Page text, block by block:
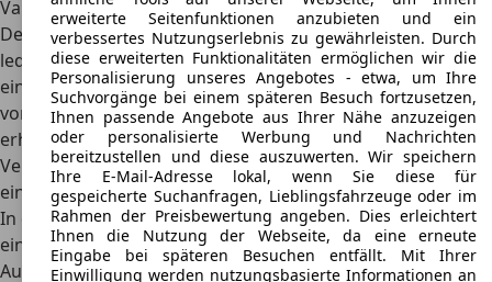
Varianten
Der TVR Chimaera war im Laufe der Produktionsjahre
lediglich als offene Ausführungauf dem Markt zu finden,
ein Fahrzeug mit festem Dach und somit besserem Schutz
vor schlechtem Wetter gab es nicht. Im Laufe der Jahre
erhielt das Fahrzeug immer wieder dezente
Veränderungen und Anpassungen, beispielsweise mit
einer Neugestaltung der Frontscheinwerfer.
In der Basisausstattung überzeugte das Fahrzeug mit
einemsehr guten Komfort, viele Techniken und
Ausstattungsdetailswaren bereits ab Werk mit dabei. Dies
erweiterte Seitenfunktionen anzubieten und ein
verbessertes Nutzungserlebnis zu gewährleisten. Durch
diese erweiterten Funktionalitäten ermöglichen wir die
Personalisierung unseres Angebotes - etwa, um Ihre
Suchvorgänge bei einem späteren Besuch fortzusetzen,
Ihnen passende Angebote aus Ihrer Nähe anzuzeigen
oder personalisierte Werbung und Nachrichten
bereitzustellen und diese auszuwerten. Wir speichern
Ihre E-Mail-Adresse lokal, wenn Sie diese für
gespeicherte Suchanfragen, Lieblingsfahrzeuge oder im
Rahmen der Preisbewertung angeben. Dies erleichtert
Ihnen die Nutzung der Webseite, da eine erneute
Eingabe bei späteren Besuchen entfällt. Mit Ihrer
Einwilligung werden nutzungsbasierte Informationen an